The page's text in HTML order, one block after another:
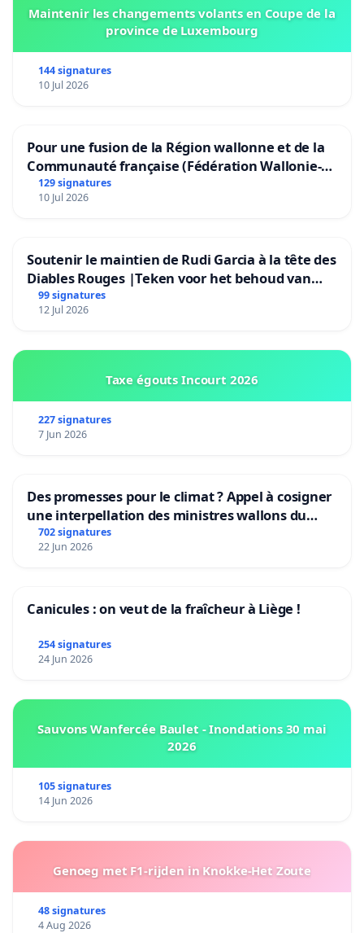
Maintenir les changements volants en Coupe de la
province de Luxembourg
144 signatures
10 Jul 2026
Pour une fusion de la Région wallonne et de la
Communauté française (Fédération Wallonie-
Bruxelles)
129 signatures
10 Jul 2026
Soutenir le maintien de Rudi Garcia à la tête des
Diables Rouges |Teken voor het behoud van
Rudi Garcia als bondscoach
99 signatures
12 Jul 2026
Taxe égouts Incourt 2026
227 signatures
7 Jun 2026
Des promesses pour le climat ? Appel à cosigner
une interpellation des ministres wallons du
climat et de l’environnement.
702 signatures
22 Jun 2026
Canicules : on veut de la fraîcheur à Liège !
254 signatures
24 Jun 2026
Sauvons Wanfercée Baulet - Inondations 30 mai
2026
105 signatures
14 Jun 2026
Genoeg met F1-rijden in Knokke-Het Zoute
48 signatures
4 Aug 2026